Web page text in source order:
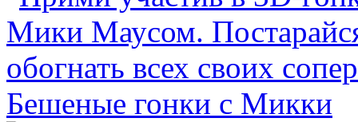
Бешеные гонки с Микки